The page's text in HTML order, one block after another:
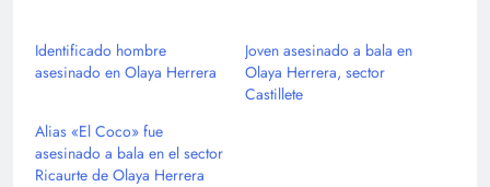
Identificado hombre
asesinado en Olaya Herrera
Joven asesinado a bala en
Olaya Herrera, sector
Castillete
Alias «El Coco» fue
asesinado a bala en el sector
Ricaurte de Olaya Herrera